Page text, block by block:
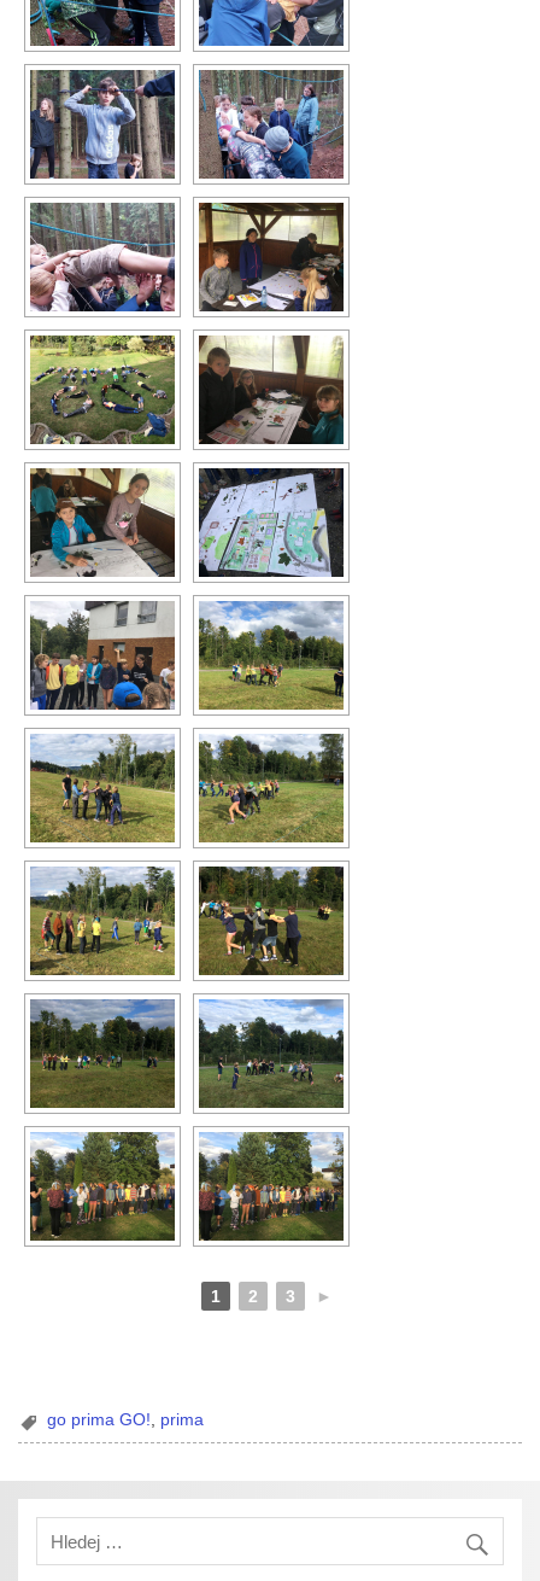
1 2 3 ►
go prima GO!, prima